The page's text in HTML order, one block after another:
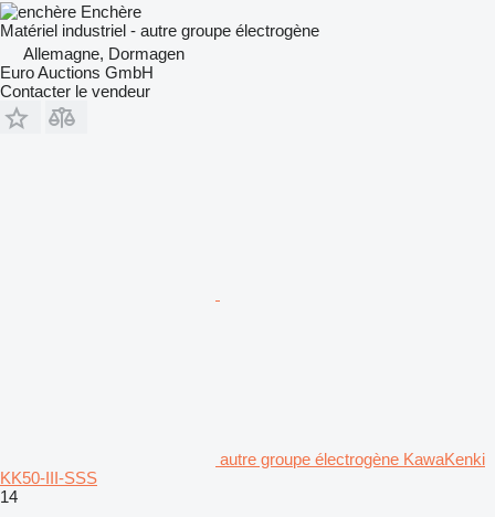
Enchère
Matériel industriel - autre groupe électrogène
Allemagne, Dormagen
Euro Auctions GmbH
Contacter le vendeur
autre groupe électrogène KawaKenki
KK50-III-SSS
14